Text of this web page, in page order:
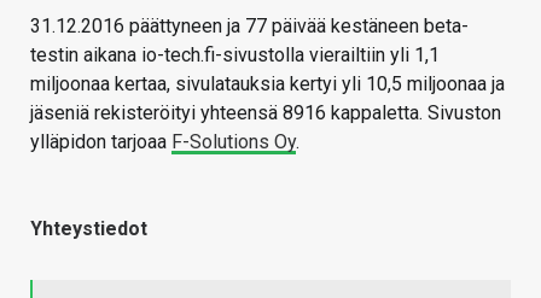
31.12.2016 päättyneen ja 77 päivää kestäneen beta-
testin aikana io-tech.fi-sivustolla vierailtiin yli 1,1
miljoonaa kertaa, sivulatauksia kertyi yli 10,5 miljoonaa ja
jäseniä rekisteröityi yhteensä 8916 kappaletta. Sivuston
ylläpidon tarjoaa F-Solutions Oy.
Yhteystiedot